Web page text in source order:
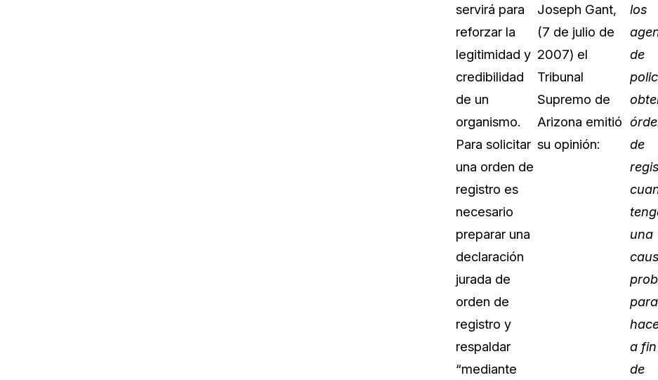
aprender
Recomendaciones
Historias sobre cómo nuestros
utilizan CaseGuard studio a diario
Más información sobre
misión
Trabaja con nosotros
construir el futuro de la redacción
Póngase en contacto con nuestro
servirá para
reforzar la
legitimidad y
credibilidad
de un
organismo.
Para solicitar
una orden de
registro es
necesario
preparar una
declaración
jurada de
orden de
registro y
respaldar
“mediante
Joseph Gant,
(7 de julio de
2007) el
Tribunal
Supremo de
Arizona emitió
su opinión:
los
de
de
una
para
a fin
de